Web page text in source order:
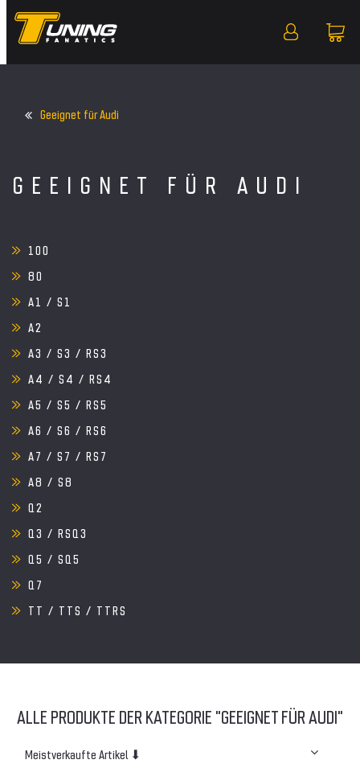
Geeignet für Audi
GEEIGNET FÜR AUDI
100
80
A1 / S1
A2
A3 / S3 / RS3
A4 / S4 / RS4
A5 / S5 / RS5
A6 / S6 / RS6
A7 / S7 / RS7
A8 / S8
Q2
Q3 / RSQ3
Q5 / SQ5
Q7
TT / TTS / TTRS
ALLE PRODUKTE DER KATEGORIE "GEEIGNET FÜR AUDI"